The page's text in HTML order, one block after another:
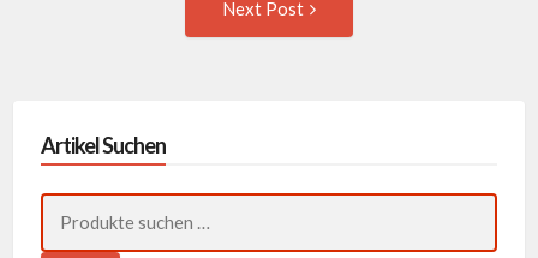
Next Post
Artikel Suchen
nach: